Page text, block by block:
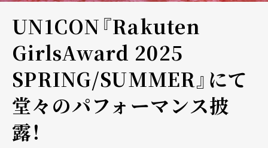
UN1CON『Rakuten
GirlsAward 2025
SPRING/SUMMER』にて
堂々のパフォーマンス披
露！